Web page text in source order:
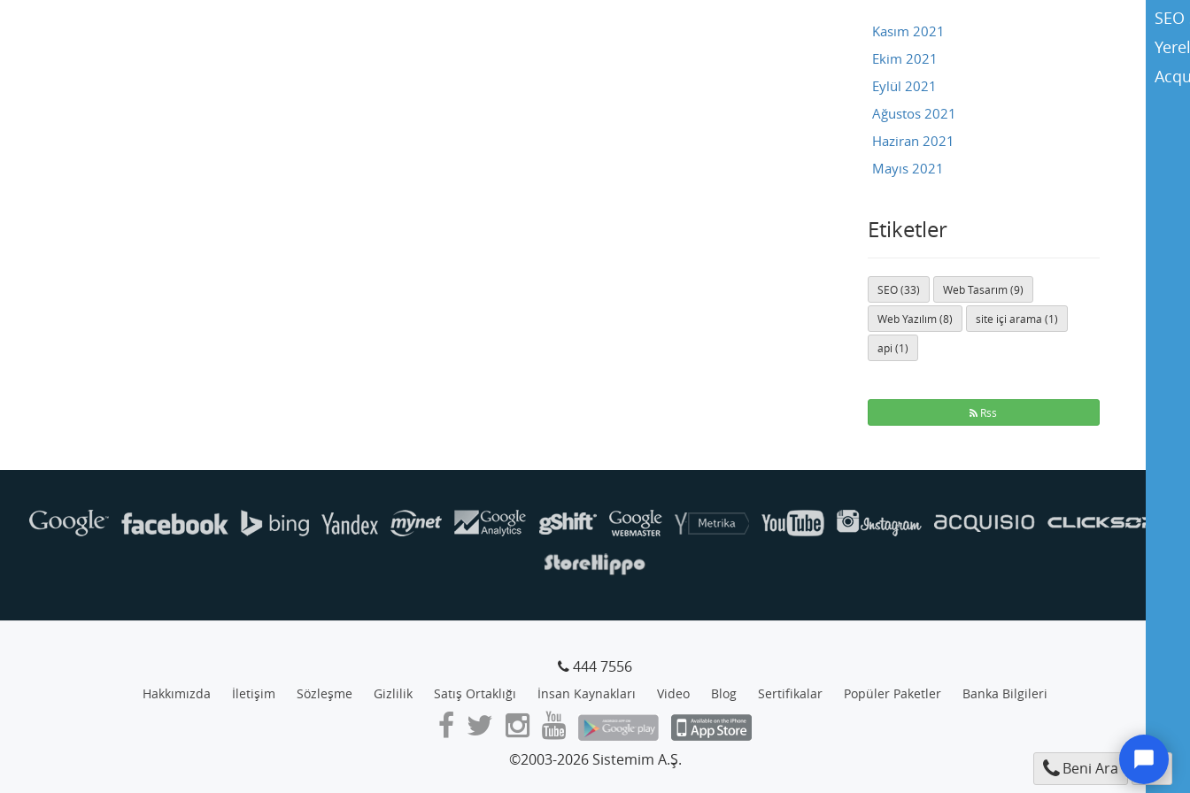
Kasım 2021
Ekim 2021
Eylül 2021
Ağustos 2021
Haziran 2021
Mayıs 2021
Etiketler
SEO (33) Web Tasarım (9)
Web Yazılım (8) site içi arama (1)
api (1)
Rss
444 7556
Hakkımızda İletişim Sözleşme Gizlilik Satış Ortaklığı İnsan Kaynakları Video Blog Sertifikalar Popüler Paketler Banka Bilgileri
©2003-2026 Sistemim A.Ş. Beni Ara
Buse
Genellikle anında yanıt verir